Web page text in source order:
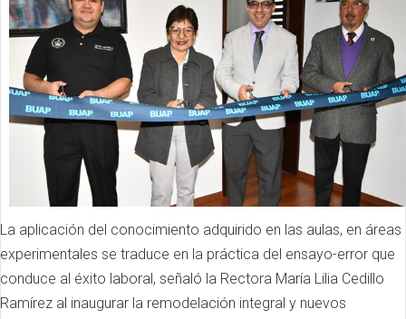
La aplicación del conocimiento adquirido en las aulas, en áreas
experimentales se traduce en la práctica del ensayo-error que
conduce al éxito laboral, señaló la Rectora María Lilia Cedillo
Ramírez al inaugurar la remodelación integral y nuevos